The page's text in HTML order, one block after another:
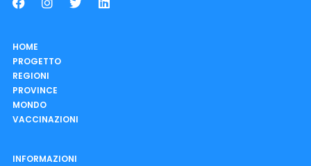
HOME
PROGETTO
REGIONI
PROVINCE
MONDO
VACCINAZIONI
INFORMAZIONI